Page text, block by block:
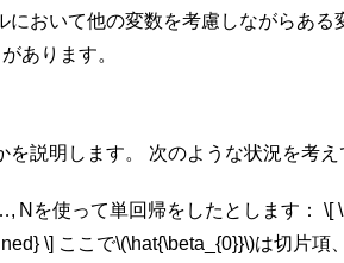
おいて他の変数を考慮しながらある
あります。
説明します。 次のような状況を考え
N を使って単回帰をしたとします： \[
\] ここで\(\hat{\beta_{0}}\)は切片項